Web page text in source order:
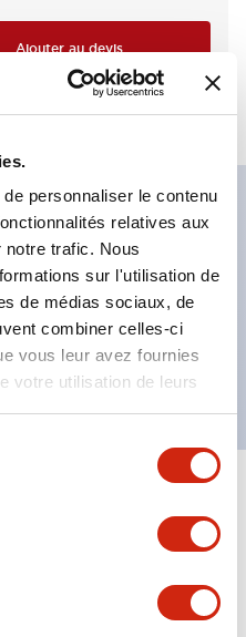
personnaliser le contenu
relatives aux
trafic. Nous
sur l'utilisation de
de médias sociaux, de
combiner celles-ci
vous leur avez fournies
votre utilisation de leurs
Ajouter au devis
positions, retour par
NO, borne sécurisée